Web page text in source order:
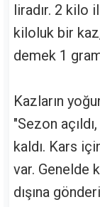
liradır. 2 kilo
kiloluk bir
demek 1
Kazların
"Sezon
kaldı. Kars
var. Genelde
dışına